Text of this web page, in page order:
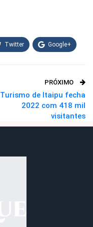
Twitter Google+
PRÓXIMO
Turismo de Itaipu fecha
2022 com 418 mil
visitantes